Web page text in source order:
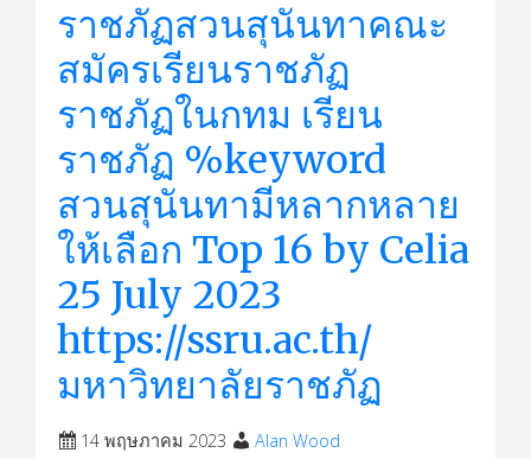
ราชภัฏสวนสุนันทาคณะ
สมัครเรียนราชภัฏ
ราชภัฏในกทม เรียน
ราชภัฏ %keyword
สวนสุนันทามีหลากหลาย
ให้เลือก Top 16 by Celia
25 July 2023
https://ssru.ac.th/
มหาวิทยาลัยราชภัฏ
14 พฤษภาคม 2023 Alan Wood